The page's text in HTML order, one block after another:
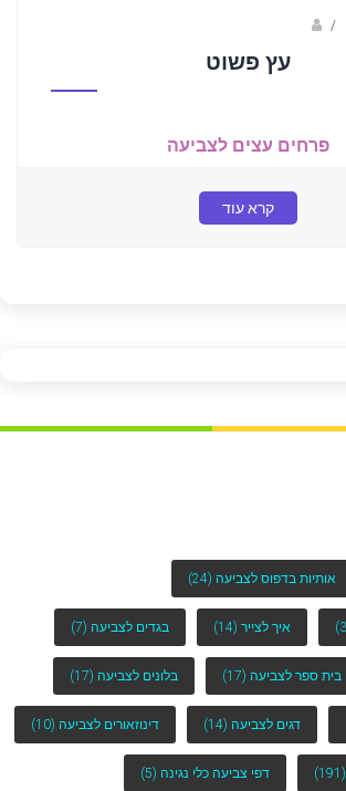
/
עץ פשוט
פרחים עצים לצביעה
קרא עוד
אותיות בדפוס לצביעה (24)
איך לצייר (14) בגדים לצביעה (7)
בית ספר לצביעה (17) בלונים לצביעה (17)
דגים לצביעה (14) דינוזאורים לצביעה (10)
(191) דפי צביעה כלי נגינה (5)